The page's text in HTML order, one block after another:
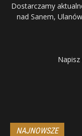
Dostarczamy
nad Sanem,
Napisz
NAJNOWSZE